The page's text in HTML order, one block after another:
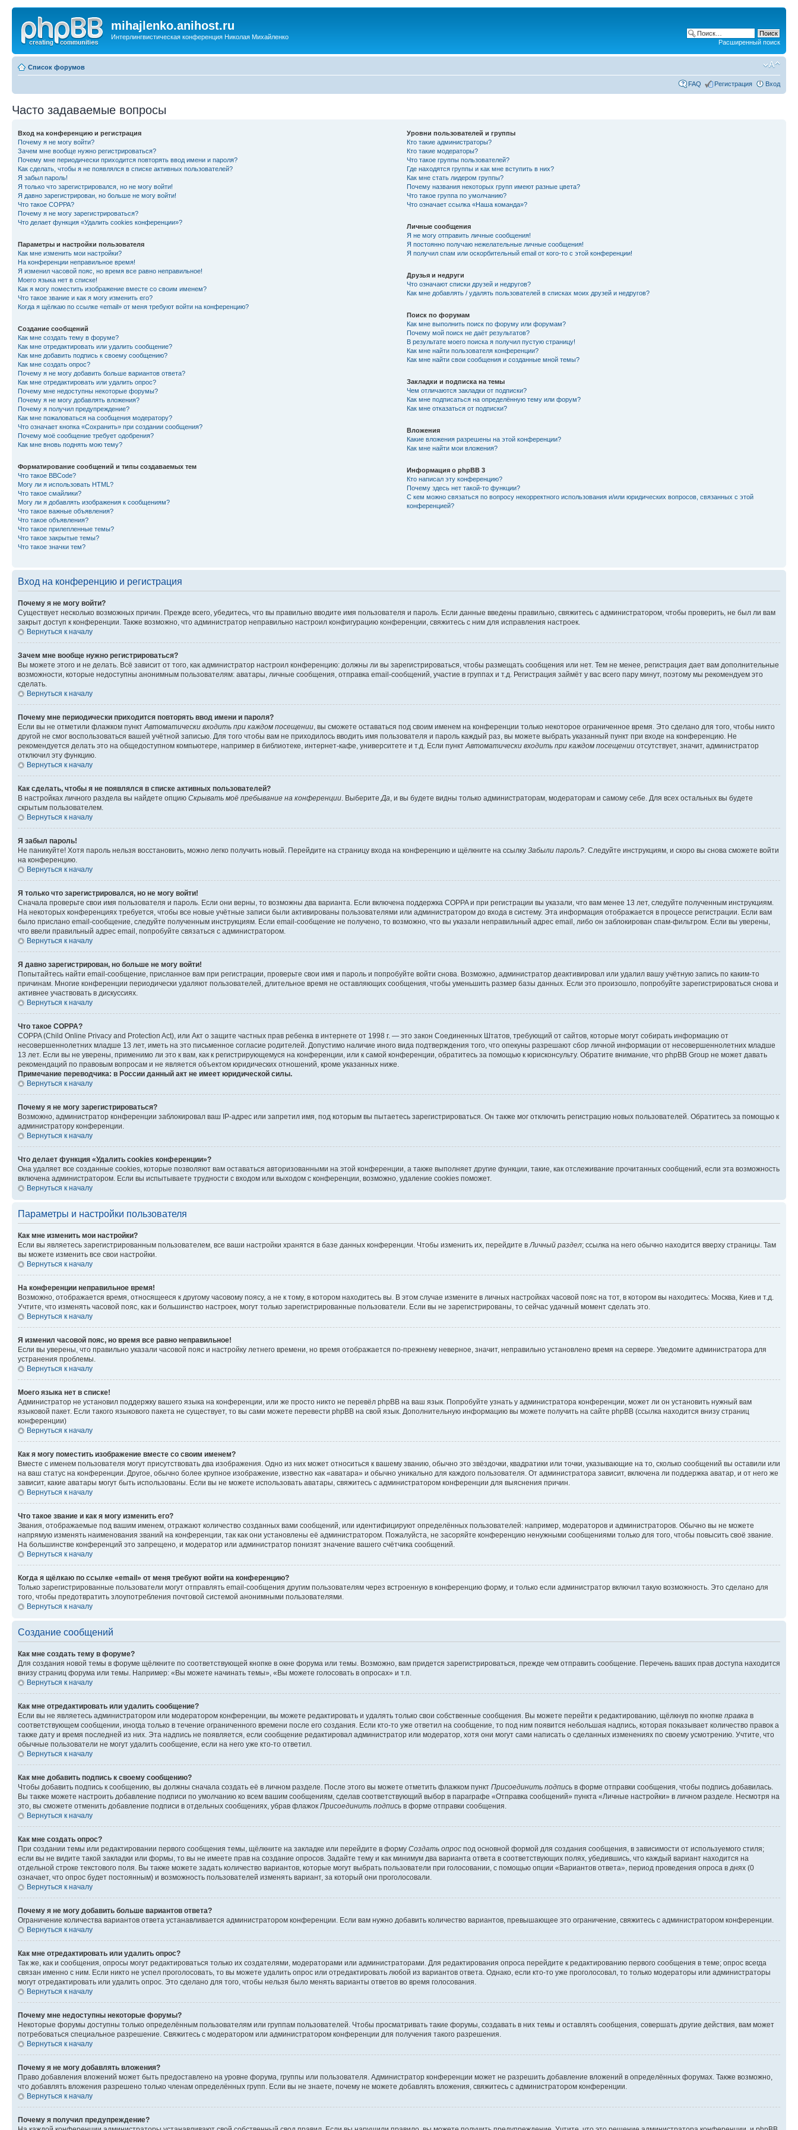
mihajlenko.anihost.ru
Интерлингвистическая конференция Николая Михайленко
Расширенный поиск
Список форумов
FAQ Регистрация Вход
Часто задаваемые вопросы
Вход на конференцию и регистрация
Почему я не могу войти?
Зачем мне вообще нужно регистрироваться?
Почему мне периодически приходится повторять ввод имени и пароля?
Как сделать, чтобы я не появлялся в списке активных пользователей?
Я забыл пароль!
Я только что зарегистрировался, но не могу войти!
Я давно зарегистрирован, но больше не могу войти!
Что такое COPPA?
Почему я не могу зарегистрироваться?
Что делает функция «Удалить cookies конференции»?
Параметры и настройки пользователя
Как мне изменить мои настройки?
На конференции неправильное время!
Я изменил часовой пояс, но время все равно неправильное!
Моего языка нет в списке!
Как я могу поместить изображение вместе со своим именем?
Что такое звание и как я могу изменить его?
Когда я щёлкаю по ссылке «email» от меня требуют войти на конференцию?
Создание сообщений
Как мне создать тему в форуме?
Как мне отредактировать или удалить сообщение?
Как мне добавить подпись к своему сообщению?
Как мне создать опрос?
Почему я не могу добавить больше вариантов ответа?
Как мне отредактировать или удалить опрос?
Почему мне недоступны некоторые форумы?
Почему я не могу добавлять вложения?
Почему я получил предупреждение?
Как мне пожаловаться на сообщения модератору?
Что означает кнопка «Сохранить» при создании сообщения?
Почему моё сообщение требует одобрения?
Как мне вновь поднять мою тему?
Форматирование сообщений и типы создаваемых тем
Что такое BBCode?
Могу ли я использовать HTML?
Что такое смайлики?
Могу ли я добавлять изображения к сообщениям?
Что такое важные объявления?
Что такое объявления?
Что такое прилепленные темы?
Что такое закрытые темы?
Что такое значки тем?
Уровни пользователей и группы
Кто такие администраторы?
Кто такие модераторы?
Что такое группы пользователей?
Где находятся группы и как мне вступить в них?
Как мне стать лидером группы?
Почему названия некоторых групп имеют разные цвета?
Что такое группа по умолчанию?
Что означает ссылка «Наша команда»?
Личные сообщения
Я не могу отправить личные сообщения!
Я постоянно получаю нежелательные личные сообщения!
Я получил спам или оскорбительный email от кого-то с этой конференции!
Друзья и недруги
Что означают списки друзей и недругов?
Как мне добавлять / удалять пользователей в списках моих друзей и недругов?
Поиск по форумам
Как мне выполнить поиск по форуму или форумам?
Почему мой поиск не даёт результатов?
В результате моего поиска я получил пустую страницу!
Как мне найти пользователя конференции?
Как мне найти свои сообщения и созданные мной темы?
Закладки и подписка на темы
Чем отличаются закладки от подписки?
Как мне подписаться на определённую тему или форум?
Как мне отказаться от подписки?
Вложения
Какие вложения разрешены на этой конференции?
Как мне найти мои вложения?
Информация о phpBB 3
Кто написал эту конференцию?
Почему здесь нет такой-то функции?
С кем можно связаться по вопросу некорректного использования и/или юридических вопросов, связанных с этой
конференцией?
Вход на конференцию и регистрация
Почему я не могу войти?
Существует несколько возможных причин. Прежде всего, убедитесь, что вы правильно вводите имя пользователя и пароль. Если данные введены правильно, свяжитесь с администратором, чтобы проверить, не был ли вам
закрыт доступ к конференции. Также возможно, что администратор неправильно настроил конфигурацию конференции, свяжитесь с ним для исправления настроек.
Вернуться к началу
Зачем мне вообще нужно регистрироваться?
Вы можете этого и не делать. Всё зависит от того, как администратор настроил конференцию: должны ли вы зарегистрироваться, чтобы размещать сообщения или нет. Тем не менее, регистрация дает вам дополнительные
возможности, которые недоступны анонимным пользователям: аватары, личные сообщения, отправка email-сообщений, участие в группах и т.д. Регистрация займёт у вас всего пару минут, поэтому мы рекомендуем это
сделать.
Вернуться к началу
Почему мне периодически приходится повторять ввод имени и пароля?
Если вы не отметили флажком пункт Автоматически входить при каждом посещении , вы сможете оставаться под своим именем на конференции только некоторое ограниченное время. Это сделано для того, чтобы никто
другой не смог воспользоваться вашей учётной записью. Для того чтобы вам не приходилось вводить имя пользователя и пароль каждый раз, вы можете выбрать указанный пункт при входе на конференцию. Не
рекомендуется делать это на общедоступном компьютере, например в библиотеке, интернет-кафе, университете и т.д. Если пункт Автоматически входить при каждом посещении отсутствует, значит, администратор
отключил эту функцию.
Вернуться к началу
Как сделать, чтобы я не появлялся в списке активных пользователей?
В настройках личного раздела вы найдете опцию Скрывать моё пребывание на конференции . Выберите Да , и вы будете видны только администраторам, модераторам и самому себе. Для всех остальных вы будете
скрытым пользователем.
Вернуться к началу
Я забыл пароль!
Не паникуйте! Хотя пароль нельзя восстановить, можно легко получить новый. Перейдите на страницу входа на конференцию и щёлкните на ссылку Забыли пароль? . Следуйте инструкциям, и скоро вы снова сможете войти
на конференцию.
Вернуться к началу
Я только что зарегистрировался, но не могу войти!
Сначала проверьте свои имя пользователя и пароль. Если они верны, то возможны два варианта. Если включена поддержка COPPA и при регистрации вы указали, что вам менее 13 лет, следуйте полученным инструкциям.
На некоторых конференциях требуется, чтобы все новые учётные записи были активированы пользователями или администратором до входа в систему. Эта информация отображается в процессе регистрации. Если вам
было прислано email-сообщение, следуйте полученным инструкциям. Если email-сообщение не получено, то возможно, что вы указали неправильный адрес email, либо он заблокирован спам-фильтром. Если вы уверены,
что ввели правильный адрес email, попробуйте связаться с администратором.
Вернуться к началу
Я давно зарегистрирован, но больше не могу войти!
Попытайтесь найти email-сообщение, присланное вам при регистрации, проверьте свои имя и пароль и попробуйте войти снова. Возможно, администратор деактивировал или удалил вашу учётную запись по каким-то
причинам. Многие конференции периодически удаляют пользователей, длительное время не оставляющих сообщения, чтобы уменьшить размер базы данных. Если это произошло, попробуйте зарегистрироваться снова и
активнее участвовать в дискуссиях.
Вернуться к началу
Что такое COPPA?
COPPA (Child Online Privacy and Protection Act), или Акт о защите частных прав ребенка в интернете от 1998 г. — это закон Соединенных Штатов, требующий от сайтов, которые могут собирать информацию от
несовершеннолетних младше 13 лет, иметь на это письменное согласие родителей. Допустимо наличие иного вида подтверждения того, что опекуны разрешают сбор личной информации от несовершеннолетних младше
13 лет. Если вы не уверены, применимо ли это к вам, как к регистрирующемуся на конференции, или к самой конференции, обратитесь за помощью к юрисконсульту. Обратите внимание, что phpBB Group не может давать
рекомендаций по правовым вопросам и не является объектом юридических отношений, кроме указанных ниже.
Примечание переводчика: в России данный акт не имеет юридической силы.
Вернуться к началу
Почему я не могу зарегистрироваться?
Возможно, администратор конференции заблокировал ваш IP-адрес или запретил имя, под которым вы пытаетесь зарегистрироваться. Он также мог отключить регистрацию новых пользователей. Обратитесь за помощью к
администратору конференции.
Вернуться к началу
Что делает функция «Удалить cookies конференции»?
Она удаляет все созданные cookies, которые позволяют вам оставаться авторизованными на этой конференции, а также выполняет другие функции, такие, как отслеживание прочитанных сообщений, если эта возможность
включена администратором. Если вы испытываете трудности с входом или выходом с конференции, возможно, удаление cookies поможет.
Вернуться к началу
Параметры и настройки пользователя
Как мне изменить мои настройки?
Если вы являетесь зарегистрированным пользователем, все ваши настройки хранятся в базе данных конференции. Чтобы изменить их, перейдите в Личный раздел; ссылка на него обычно находится вверху страницы. Там
вы можете изменить все свои настройки.
Вернуться к началу
На конференции неправильное время!
Возможно, отображается время, относящееся к другому часовому поясу, а не к тому, в котором находитесь вы. В этом случае измените в личных настройках часовой пояс на тот, в котором вы находитесь: Москва, Киев и т.д.
Учтите, что изменять часовой пояс, как и большинство настроек, могут только зарегистрированные пользователи. Если вы не зарегистрированы, то сейчас удачный момент сделать это.
Вернуться к началу
Я изменил часовой пояс, но время все равно неправильное!
Если вы уверены, что правильно указали часовой пояс и настройку летнего времени, но время отображается по-прежнему неверное, значит, неправильно установлено время на сервере. Уведомите администратора для
устранения проблемы.
Вернуться к началу
Моего языка нет в списке!
Администратор не установил поддержку вашего языка на конференции, или же просто никто не перевёл phpBB на ваш язык. Попробуйте узнать у администратора конференции, может ли он установить нужный вам
языковой пакет. Если такого языкового пакета не существует, то вы сами можете перевести phpBB на свой язык. Дополнительную информацию вы можете получить на сайте phpBB (ссылка находится внизу страниц
конференции)
Вернуться к началу
Как я могу поместить изображение вместе со своим именем?
Вместе с именем пользователя могут присутствовать два изображения. Одно из них может относиться к вашему званию, обычно это звёздочки, квадратики или точки, указывающие на то, сколько сообщений вы оставили или
на ваш статус на конференции. Другое, обычно более крупное изображение, известно как «аватара» и обычно уникально для каждого пользователя. От администратора зависит, включена ли поддержка аватар, и от него же
зависит, какие аватары могут быть использованы. Если вы не можете использовать аватары, свяжитесь с администратором конференции для выяснения причин.
Вернуться к началу
Что такое звание и как я могу изменить его?
Звания, отображаемые под вашим именем, отражают количество созданных вами сообщений, или идентифицируют определённых пользователей: например, модераторов и администраторов. Обычно вы не можете
напрямую изменять наименования званий на конференции, так как они установлены её администратором. Пожалуйста, не засоряйте конференцию ненужными сообщениями только для того, чтобы повысить своё звание.
На большинстве конференций это запрещено, и модератор или администратор понизят значение вашего счётчика сообщений.
Вернуться к началу
Когда я щёлкаю по ссылке «email» от меня требуют войти на конференцию?
Только зарегистрированные пользователи могут отправлять email-сообщения другим пользователям через встроенную в конференцию форму, и только если администратор включил такую возможность. Это сделано для
того, чтобы предотвратить злоупотребления почтовой системой анонимными пользователями.
Вернуться к началу
Создание сообщений
Как мне создать тему в форуме?
Для создания новой темы в форуме щёлкните по соответствующей кнопке в окне форума или темы. Возможно, вам придется зарегистрироваться, прежде чем отправить сообщение. Перечень ваших прав доступа находится
внизу страниц форума или темы. Например: «Вы можете начинать темы», «Вы можете голосовать в опросах» и т.п.
Вернуться к началу
Как мне отредактировать или удалить сообщение?
Если вы не являетесь администратором или модератором конференции, вы можете редактировать и удалять только свои собственные сообщения. Вы можете перейти к редактированию, щёлкнув по кнопке правка в
соответствующем сообщении, иногда только в течение ограниченного времени после его создания. Если кто-то уже ответил на сообщение, то под ним появится небольшая надпись, которая показывает количество правок а
также дату и время последней из них. Эта надпись не появляется, если сообщение редактировал администратор или модератор, хотя они могут сами написать о сделанных изменениях по своему усмотрению. Учтите, что
обычные пользователи не могут удалить сообщение, если на него уже кто-то ответил.
Вернуться к началу
Как мне добавить подпись к своему сообщению?
Чтобы добавить подпись к сообщению, вы должны сначала создать её в личном разделе. После этого вы можете отметить флажком пункт Присоединить подпись в форме отправки сообщения, чтобы подпись добавилась.
Вы также можете настроить добавление подписи по умолчанию ко всем вашим сообщениям, сделав соответствующий выбор в параграфе «Отправка сообщений» пункта «Личные настройки» в личном разделе. Несмотря на
это, вы сможете отменить добавление подписи в отдельных сообщениях, убрав флажок Присоединить подпись в форме отправки сообщения.
Вернуться к началу
Как мне создать опрос?
При создании темы или редактировании первого сообщения темы, щёлкните на закладке или перейдите в форму Создать опрос под основной формой для создания сообщения, в зависимости от используемого стиля;
если вы не видите такой закладки или формы, то вы не имеете прав на создание опросов. Задайте тему и как минимум два варианта ответа в соответствующих полях, убедившись, что каждый вариант находится на
отдельной строке текстового поля. Вы также можете задать количество вариантов, которые могут выбрать пользователи при голосовании, с помощью опции «Вариантов ответа», период проведения опроса в днях (0
означает, что опрос будет постоянным) и возможность пользователей изменять вариант, за который они проголосовали.
Вернуться к началу
Почему я не могу добавить больше вариантов ответа?
Ограничение количества вариантов ответа устанавливается администратором конференции. Если вам нужно добавить количество вариантов, превышающее это ограничение, свяжитесь с администратором конференции.
Вернуться к началу
Как мне отредактировать или удалить опрос?
Так же, как и сообщения, опросы могут редактироваться только их создателями, модераторами или администраторами. Для редактирования опроса перейдите к редактированию первого сообщения в теме; опрос всегда
связан именно с ним. Если никто не успел проголосовать, то вы можете удалить опрос или отредактировать любой из вариантов ответа. Однако, если кто-то уже проголосовал, то только модераторы или администраторы
могут отредактировать или удалить опрос. Это сделано для того, чтобы нельзя было менять варианты ответов во время голосования.
Вернуться к началу
Почему мне недоступны некоторые форумы?
Некоторые форумы доступны только определённым пользователям или группам пользователей. Чтобы просматривать такие форумы, создавать в них темы и оставлять сообщения, совершать другие действия, вам может
потребоваться специальное разрешение. Свяжитесь с модератором или администратором конференции для получения такого разрешения.
Вернуться к началу
Почему я не могу добавлять вложения?
Право добавления вложений может быть предоставлено на уровне форума, группы или пользователя. Администратор конференции может не разрешить добавление вложений в определённых форумах. Также возможно,
что добавлять вложения разрешено только членам определённых групп. Если вы не знаете, почему не можете добавлять вложения, свяжитесь с администратором конференции.
Вернуться к началу
Почему я получил предупреждение?